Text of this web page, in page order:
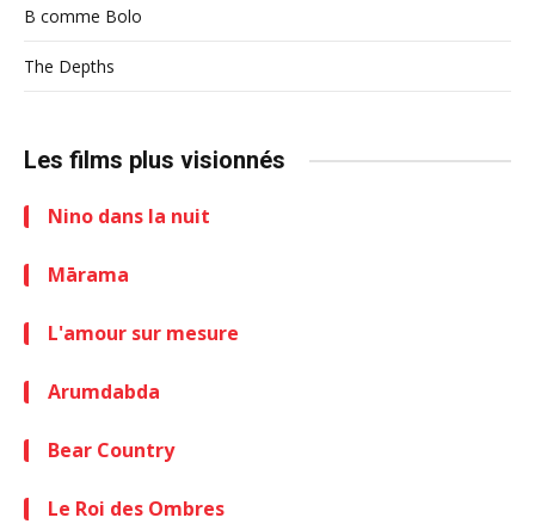
B comme Bolo
The Depths
Les films plus visionnés
Nino dans la nuit
Mārama
L'amour sur mesure
Arumdabda
Bear Country
Le Roi des Ombres